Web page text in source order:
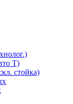
Т)
стойка)